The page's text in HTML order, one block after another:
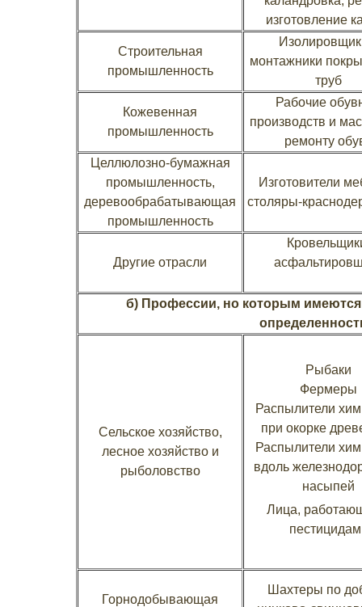
изготовление
Строительная
промышленность
монтажники
труб
Кожевенная
промышленность
Рабочие
производств и
ремонту
Целлюлозно-бумажная
промышленность,
деревообрабатывающая
промышленность
Изготовители
столяры-
Другие отрасли
б) Профессии, но которым имеются
Сельское хозяйство,
лесное хозяйство и
рыболовство
Рыбаки
Фермеры
Распылители
при окорке
Распылители
вдоль
насыпей
Лица,
Горнодобывающая
Шахтеры по